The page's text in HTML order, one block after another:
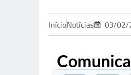
InícioNotícias 03/02/